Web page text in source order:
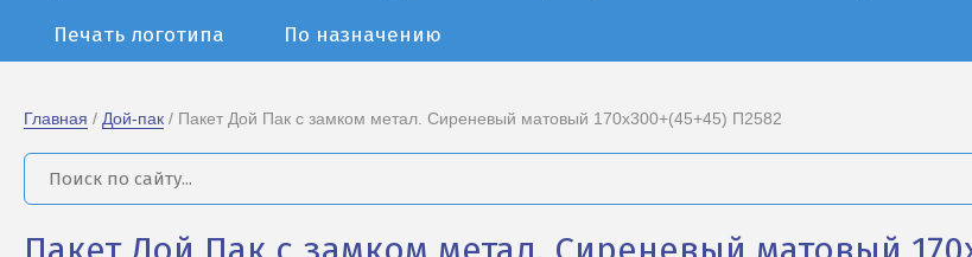
Печать логотипа По назначению
Главная / Дой-пак / Пакет Дой Пак с замком метал. Сиреневый матовый 170х300+(45+45) П2582